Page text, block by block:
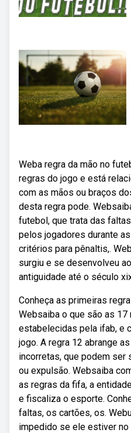
Weba regra da mão no
regras do jogo e está
com as mãos ou braços
desta regra pode.
futebol, que trata das
pelos jogadores durante
critérios para pênaltis,.
surgiu e se desenvolveu
antiguidade até o século
Conheça as primeiras
Websaiba o que são as
estabelecidas pela ifab, e
jogo. A regra 12 abrange
incorretas, que podem ser
ou expulsão. Websaiba
as regras da fifa, a
e fiscaliza o esporte.
faltas, os cartões, os.
impedido se ele estiver